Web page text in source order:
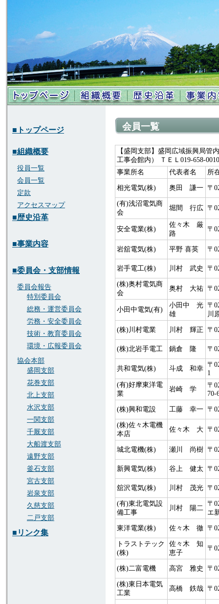
支部情報 リンク集
会員一覧
【盛岡支部】盛岡広域振興局
工事会館内） ＴＥＬ019-658-
事業所名
代表者名 所
相光電気(株) 奥田 謙一 〒
(有)浅沼電気商
会
堀間 行広 〒
安全電業(株)
佐々木 厳
路
〒
岩舘電気(株) 平野 喜英 〒
岩手電工(株) 川村 武史 〒
(株)奥村電気商
会
奥村 大祐 〒
小田中電気(有)
小田中 光
雄
〒
川
(株)川村電業 川村 輝正 〒
(株)北岩手電工 鍋倉 隆 〒
共和電気(株) 斗成 和幸
〒
1
(有)好摩東洋電
業
岩崎 学
〒
70-
(株)興和電設 工藤 幸一 〒
(株)佐々木電機
本店
佐々木 大 〒
城北電機(株) 瀬川 尚樹 〒
新興電気(株) 谷上 健太 〒
舘沢電気(株) 川村 茂光 〒
(有)東北電気設
備工事
川村 陽二
〒
エ
東洋電業(株) 佐々木 徹 〒
トラストテック
(株)
佐々木 知
恵子
〒
(株)二富電機 高宮 雅史 〒
(株)東日本電気
工業
高橋 鉄哉 〒
■トップページ
■組織概要
役員一覧
会員一覧
定款
アクセスマップ
■歴史沿革
■事業内容
■委員会・支部情報
委員会報告
特別委員会
総務・運営委員会
労務・安全委員会
技術・教育委員会
環境・広報委員会
協会本部
盛岡支部
花巻支部
北上支部
水沢支部
一関支部
千厩支部
大船渡支部
遠野支部
釜石支部
宮古支部
岩泉支部
久慈支部
二戸支部
■リンク集